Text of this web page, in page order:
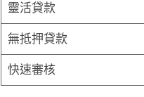
靈活貸款
無抵押貸款
快速審核